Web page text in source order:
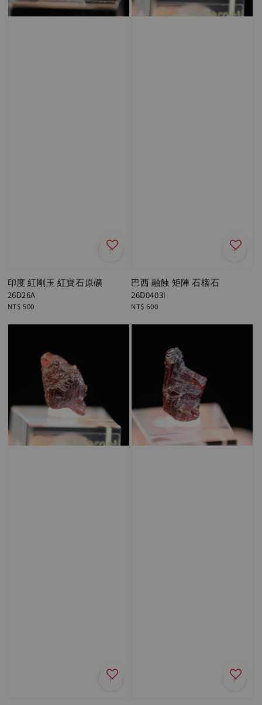
印度 紅剛玉 紅寶石原礦
26D26A
Regular
NT$ 500
巴西 融蝕 矩陣 石榴石
26D0403I
Regular
NT$ 600